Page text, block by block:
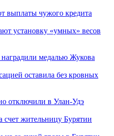
выплаты чужого кредита
установку «умных» весов
медалью Жукова
оставила без кровных
отключили в Улан-Удэ
счет жительницу Бурятии